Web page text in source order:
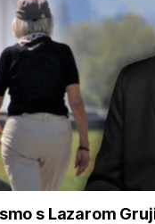
s Lazarom